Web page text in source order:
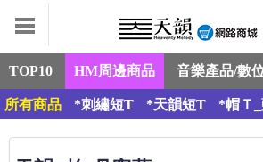
TOP10 HM周邊商品 音樂產品/數
所有商品 *刺繡短T *天韻短T *帽Ｔ